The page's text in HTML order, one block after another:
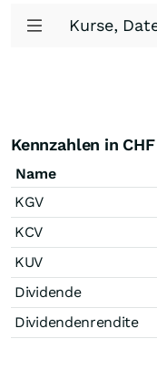
Kurse,
Kennzahlen in CHF
Name
KGV
KCV
KUV
Dividende
Dividendenrendite